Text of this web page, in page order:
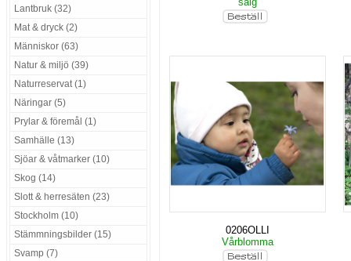
Lantbruk (32)
Mat & dryck (2)
Människor (63)
Natur & miljö (39)
Naturreservat (1)
Näringar (5)
Prylar & föremål (1)
Samhälle (13)
Sjöar & våtmarker (10)
Skog (14)
Slott & herresäten (23)
Stockholm (10)
Stämmningsbilder (15)
Svamp (7)
0206OLLI
Vårblomma